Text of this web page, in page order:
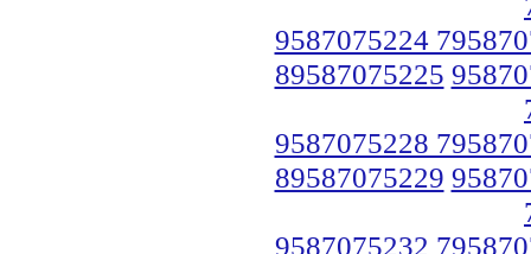
9587075224
89587075225
9587075228
89587075229
9587075232